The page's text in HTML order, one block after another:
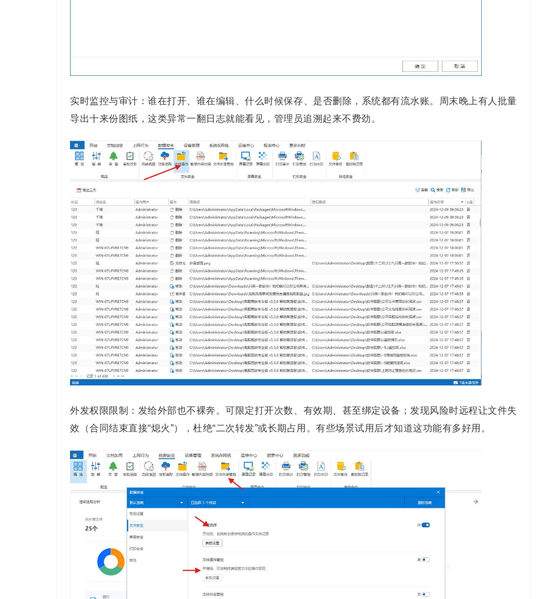
实时监控与审计：谁在打开、谁在编辑、什么时候保存、是否删除，系统都有流水账。周末晚上有人批量
导出十来份图纸，这类异常一翻日志就能看见，管理员追溯起来不费劲。
外发权限限制：发给外部也不裸奔。可限定打开次数、有效期、甚至绑定设备；发现风险时远程让文件失
效（合同结束直接“熄火”），杜绝“二次转发”或长期占用。有些场景试用后才知道这功能有多好用。